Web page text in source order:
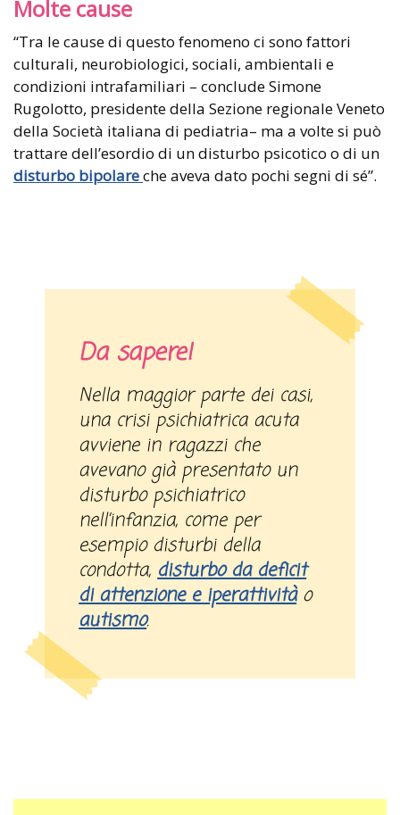
Molte cause
“Tra le cause di questo fenomeno ci sono fattori
culturali, neurobiologici, sociali, ambientali e
condizioni intrafamiliari – conclude Simone
Rugolotto, presidente della Sezione regionale Veneto
della Società italiana di pediatria– ma a volte si può
trattare dell’esordio di un disturbo psicotico o di un
disturbo bipolareche aveva dato pochi segni di sé”.
Da sapere!
Nella maggior parte dei casi,
una crisi psichiatrica acuta
avviene in ragazzi che
avevano già presentato un
disturbo psichiatrico
nell’infanzia, come per
esempio disturbi della
condotta,disturbo da deficit
di attenzione e iperattivitào
autismo.